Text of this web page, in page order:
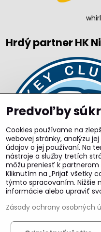
Hrdý partner HK
©2026
Predvoľby
Cookies používame na
webovej stránky, analýzu
údajov o jej používaní. Na
nástroje a služby tretích
môžu preniesť k partnerom
Kliknutím na „Prijať všetky
týmto spracovaním. Nižšie
informácie alebo upraviť
Zásady ochrany osobných